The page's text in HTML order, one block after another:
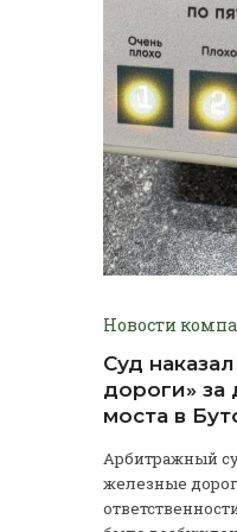
Новости
Суд
дороги»
моста в
Арбитражный
железные